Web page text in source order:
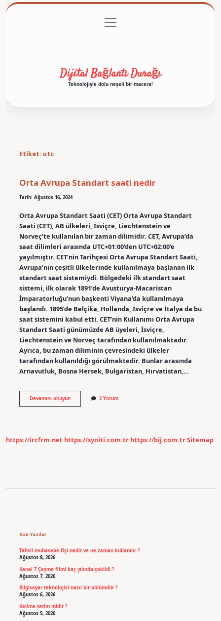
Gizlilik Politikası
menüyü
aç
Dijital Bağlantı Durağı
Teknolojiyle dolu neşeli bir macera!
Etiket: utc
Orta Avrupa Standart saati nedir
Tarih: Ağustos 16, 2024
Orta Avrupa Standart Saati (CET) Orta Avrupa Standart
Saati (CET), AB ülkeleri, İsviçre, Liechtenstein ve
Norveç’te kullanılan bir zaman dilimidir. CET, Avrupa’da
saat dilimleri arasında UTC+01:00’den UTC+02:00’e
yayılmıştır. CET’nin Tarihçesi Orta Avrupa Standart Saati,
Avrupa’nın çeşitli ülkelerinde kullanılmaya başlanan ilk
standart saat sistemiydi. Bölgedeki ilk standart saat
sistemi, ilk olarak 1891’de Avusturya-Macaristan
İmparatorluğu’nun başkenti Viyana’da kullanılmaya
başlandı. 1895’de Belçika, Hollanda, İsviçre ve İtalya da bu
saat sistemini kabul etti. CET’nin Kullanımı Orta Avrupa
Standart Saati günümüzde AB üyeleri, İsviçre,
Liechtenstein ve Norveç tarafından kullanılmaktadır.
Ayrıca, bu zaman diliminin çevresindeki ülkeler
tarafından kullanıldığı görülmektedir. Bunlar arasında
Arnavutluk, Bosna Hersek, Bulgaristan, Hırvatistan,…
Devamını okuyunOrta
Avrupa
2 Yorum
https://ircfrm.net https://syniti.com.tr https://bij.com.trSitemap
Son Yazılar
Tahsil muhasebe fişi nedir ve ne zaman kullanılır ?
Ağustos 8, 2026
Kanal 7 Çeşme filmi kaç yılında çekildi ?
Ağustos 7, 2026
Bilgisayar teknolojisi nasıl bir bölümdür ?
Ağustos 6, 2026
Kelime terim midir ?
Ağustos 5, 2026